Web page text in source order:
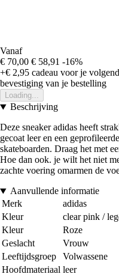
Vanaf
€ 70,00 € 58,91 -16%
+€ 2,95 cadeau voor je
bevestiging van je bestelling
Loading...
Beschrijving
Deze sneaker adidas heeft
gecoat leer en een
skateboarden. Draag het met
Hoe dan ook. je wilt het niet
zachte voering omarmen de
Aanvullende informatie
Merk
adidas
Kleur
clear pink /
Kleur
Roze
Geslacht
Vrouw
Leeftijdsgroep
Volwassene
Hoofdmateriaal leer